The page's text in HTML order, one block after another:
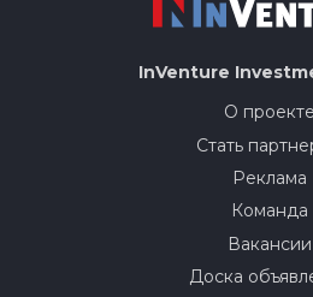
InVenture
О проекте
Стать
Реклама
Команда
Вакансии
Доска